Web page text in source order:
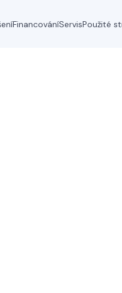
FinancováníServisPoužité